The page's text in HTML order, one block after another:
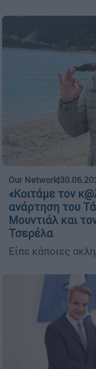
Our Network|
«Κοιτάμε τον
ανάρτηση του
Μουντιάλ και
Τσερέλα
Είπε κάποιες